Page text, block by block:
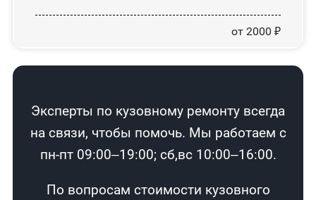
от 2000 ₽
Эксперты по кузовному ремонту всегда
на связи, чтобы помочь. Мы работаем с
пн-пт 09:00–19:00; сб,вс 10:00–16:00.
По вопросам стоимости кузовного